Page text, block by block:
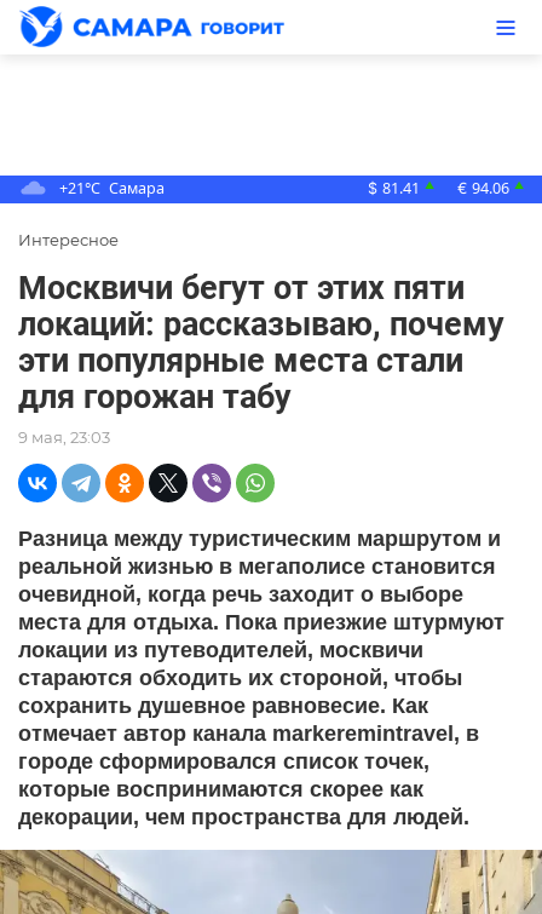
+21°C Самара $ 81.41 ▲ € 94.06 ▲
Интересное
Москвичи бегут от этих пяти
локаций: рассказываю, почему
эти популярные места стали
для горожан табу
9 мая, 23:03
Разница между туристическим маршрутом и
реальной жизнью в мегаполисе становится
очевидной, когда речь заходит о выборе
места для отдыха. Пока приезжие штурмуют
локации из путеводителей, москвичи
стараются обходить их стороной, чтобы
сохранить душевное равновесие. Как
отмечает автор канала markeremintravel, в
городе сформировался список точек,
которые воспринимаются скорее как
декорации, чем пространства для людей.